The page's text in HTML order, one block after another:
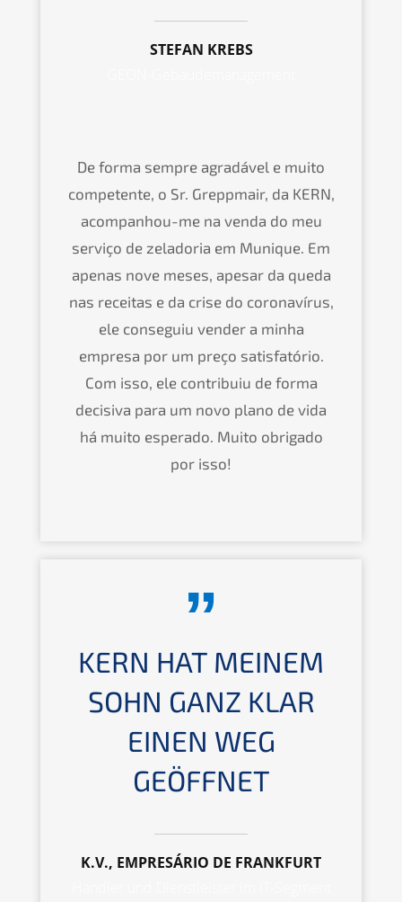
STEFAN KREBS
De forma sempre agradável e muito
competente, o Sr. Greppmair, da KERN,
acompanhou-me na venda do meu
serviço de zeladoria em Munique. Em
apenas nove meses, apesar da queda
nas receitas e da crise do coronavírus,
ele conseguiu vender a minha
empresa por um preço satisfatório.
Com isso, ele contribuiu de forma
decisiva para um novo plano de vida
há muito esperado. Muito obrigado
por isso!
KERN HAT MEINEM
SOHN GANZ KLAR
EINEN WEG
GEÖFFNET
K.V., EMPRESÁRIO DE FRANKFURT